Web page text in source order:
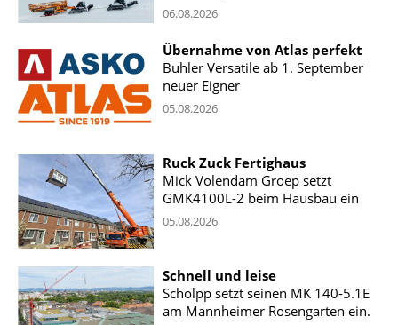
06.08.2026
Übernahme von Atlas perfekt
Buhler Versatile ab 1. September
neuer Eigner
05.08.2026
Ruck Zuck Fertighaus
Mick Volendam Groep setzt
GMK4100L-2 beim Hausbau ein
05.08.2026
Schnell und leise
Scholpp setzt seinen MK 140-5.1E
am Mannheimer Rosengarten ein.